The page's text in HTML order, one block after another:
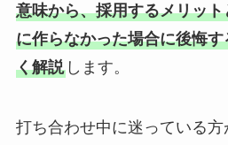
意味から、採用するメリッ
に作らなかった場合に後悔
く解説します。
打ち合わせ中に迷っている